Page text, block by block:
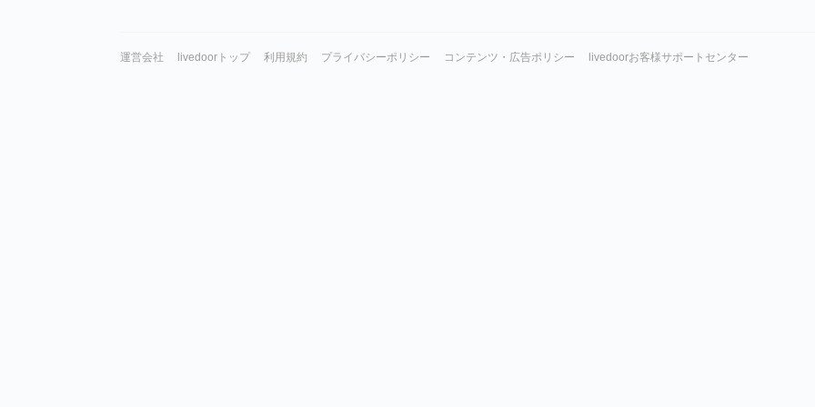
運営会社 livedoorトップ 利用規約 プライバシーポリシー コンテンツ・広告ポリシー livedoorお客様サポートセンター